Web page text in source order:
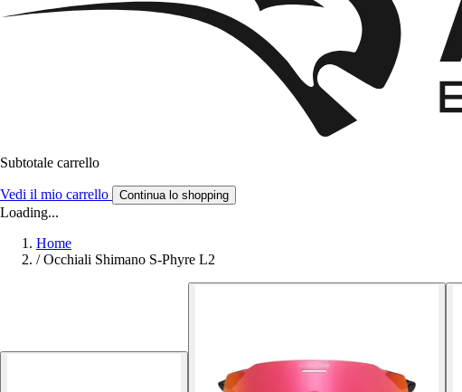
Subtotale carrello
Vedi il mio carrello Continua lo shopping
Loading...
Home
/ Occhiali Shimano S-Phyre L2